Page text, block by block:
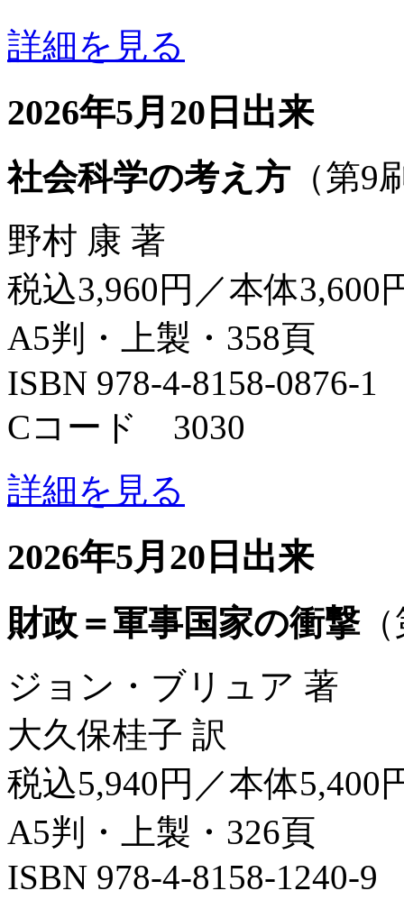
詳細を見る
2026年5月20日出来
社会科学の考え方 （第9
野村 康 著
税込3,960円／本体3,600
A5判・上製・358頁
ISBN 978-4-8158-0876-1
Cコード 3030
詳細を見る
2026年5月20日出来
財政＝軍事国家の衝撃（
ジョン・ブリュア 著
大久保桂子 訳
税込5,940円／本体5,400
A5判・上製・326頁
ISBN 978-4-8158-1240-9